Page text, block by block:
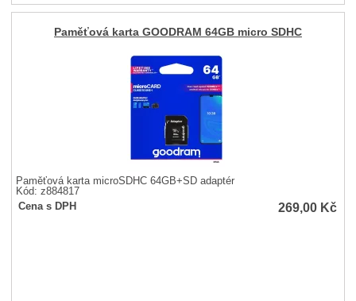
Paměťová karta GOODRAM 64GB micro SDHC
Paměťová karta microSDHC 64GB+SD adaptér
Kód: z884817
Cena s DPH
269,00 Kč